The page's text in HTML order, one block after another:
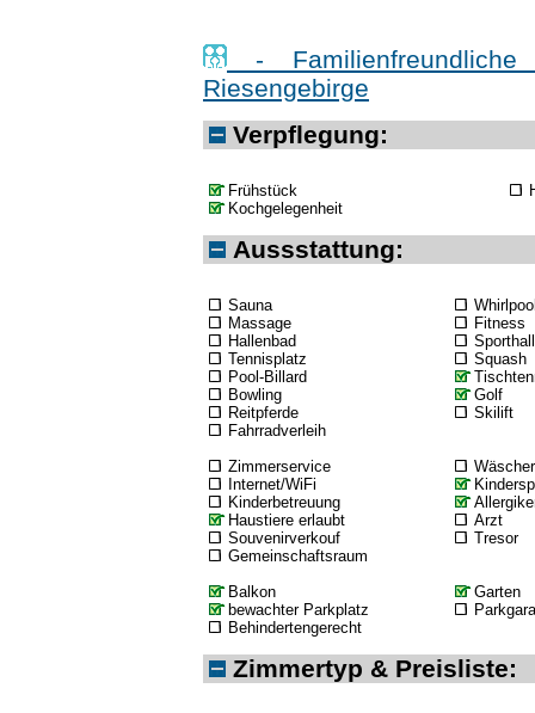
-
Riesengebirge
Verpflegung:
Frühstück
Kochgelegenheit
Aussstattung:
Sauna
Massage
Fitness
Hallenbad
Tennisplatz
Squash
Pool-Billard
Bowling
Golf
Reitpferde
Skilift
Fahrradverleih
Zimmerservice
Internet/WiFi
Kinderbetreuung
Haustiere erlaubt
Arzt
Souvenirverkouf
Tresor
Gemeinschaftsraum
Balkon
Garten
bewachter Parkplatz
Behindertengerecht
Zimmertyp & Preisliste: